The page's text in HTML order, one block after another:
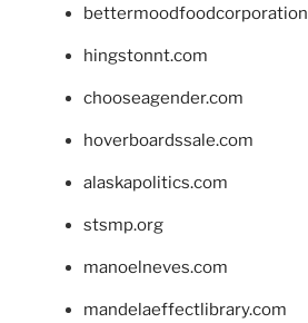
hingstonnt.com
chooseagender.com
hoverboardssale.com
alaskapolitics.com
stsmp.org
manoelneves.com
mandelaeffectlibrary.com